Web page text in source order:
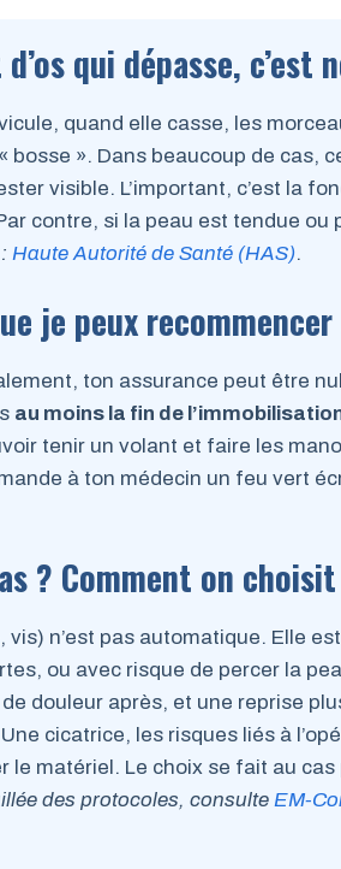
qui dépasse, c’est
quand elle casse, les
bosse ». Dans beaucoup de cas,
visible. L’important, c’est la
contre, si la peau est tendue ou
Haute Autorité de Santé (HAS).
je peux
ton assurance peut être
au moins la fin de
tenir un volant et faire les
à ton médecin un feu vert
? Comment on
vis) n’est pas automatique. Elle
ou avec risque de percer la
douleur après, et une reprise
cicatrice, les risques liés à
le matériel. Le choix se fait au cas
des protocoles, consulte EM-